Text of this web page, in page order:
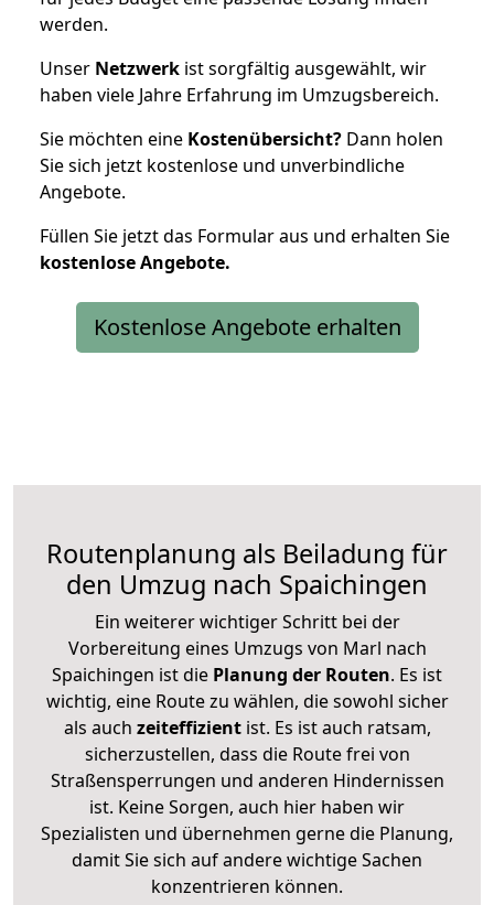
werden.
Unser Netzwerk ist sorgfältig ausgewählt, wir
haben viele Jahre Erfahrung im Umzugsbereich.
Sie möchten eine Kostenübersicht? Dann holen
Sie sich jetzt kostenlose und unverbindliche
Angebote.
Füllen Sie jetzt das Formular aus und erhalten Sie
kostenloseAngebote.
Kostenlose Angebote erhalten
Routenplanung als Beiladung für
den Umzug nach Spaichingen
Ein weiterer wichtiger Schritt bei der
Vorbereitung eines Umzugs von Marl nach
Spaichingen ist die Planung der Routen. Es ist
wichtig, eine Route zu wählen, die sowohl sicher
als auch zeiteffizientist. Es ist auch ratsam,
sicherzustellen, dass die Route frei von
Straßensperrungen und anderen Hindernissen
ist. Keine Sorgen, auch hier haben wir
Spezialisten und übernehmen gerne die Planung,
damit Sie sich auf andere wichtige Sachen
konzentrieren können.